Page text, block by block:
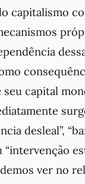
capitalismo
seu capital
desleal”,
ver no